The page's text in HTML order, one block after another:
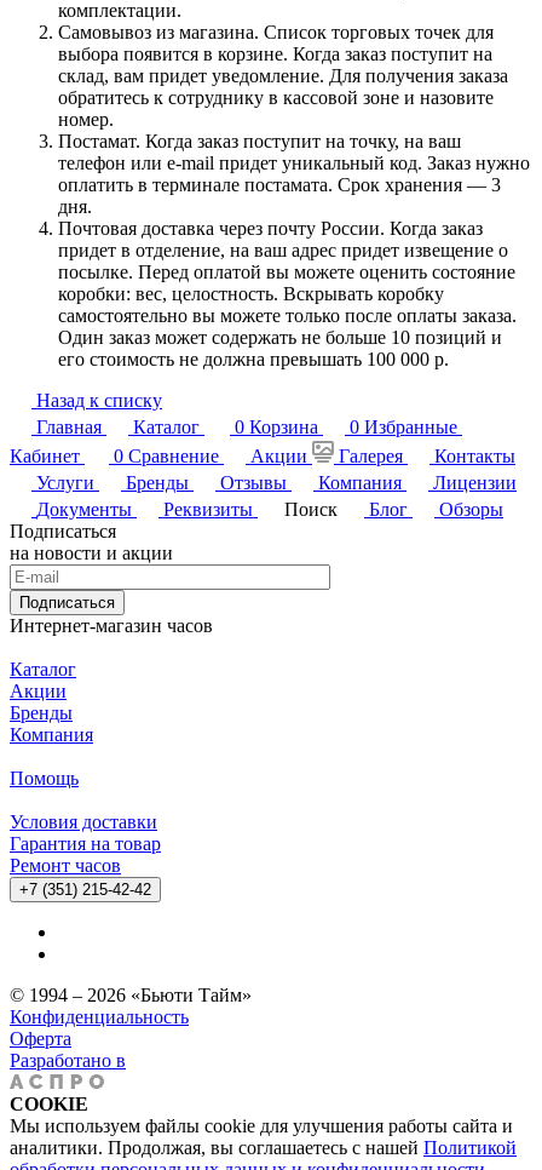
комплектации.
Самовывоз из магазина. Список торговых точек для
выбора появится в корзине. Когда заказ поступит на
склад, вам придет уведомление. Для получения заказа
обратитесь к сотруднику в кассовой зоне и назовите
номер.
Постамат. Когда заказ поступит на точку, на ваш
телефон или e-mail придет уникальный код. Заказ нужно
оплатить в терминале постамата. Срок хранения — 3
дня.
Почтовая доставка через почту России. Когда заказ
придет в отделение, на ваш адрес придет извещение о
посылке. Перед оплатой вы можете оценить состояние
коробки: вес, целостность. Вскрывать коробку
самостоятельно вы можете только после оплаты заказа.
Один заказ может содержать не больше 10 позиций и
его стоимость не должна превышать 100 000 р.
Назад к списку
Главная
Каталог 0 Корзина 0 Избранные
Кабинет
0 Сравнение Акции Галерея
Контакты
Услуги
Бренды Отзывы Компания
Лицензии
Документы
Реквизиты Поиск Блог
Обзоры
Подписаться
на новости и акции
Подписаться
Интернет-магазин часов
Каталог
Акции
Бренды
Компания
Помощь
Условия доставки
Гарантия на товар
Ремонт часов
+7 (351) 215-42-42
© 1994 – 2026 «Бьюти Тайм»
Конфиденциальность
Оферта
Разработано в
COOKIE
Мы используем файлы cookie для улучшения работы сайта и
аналитики. Продолжая, вы соглашаетесь с нашей Политикой